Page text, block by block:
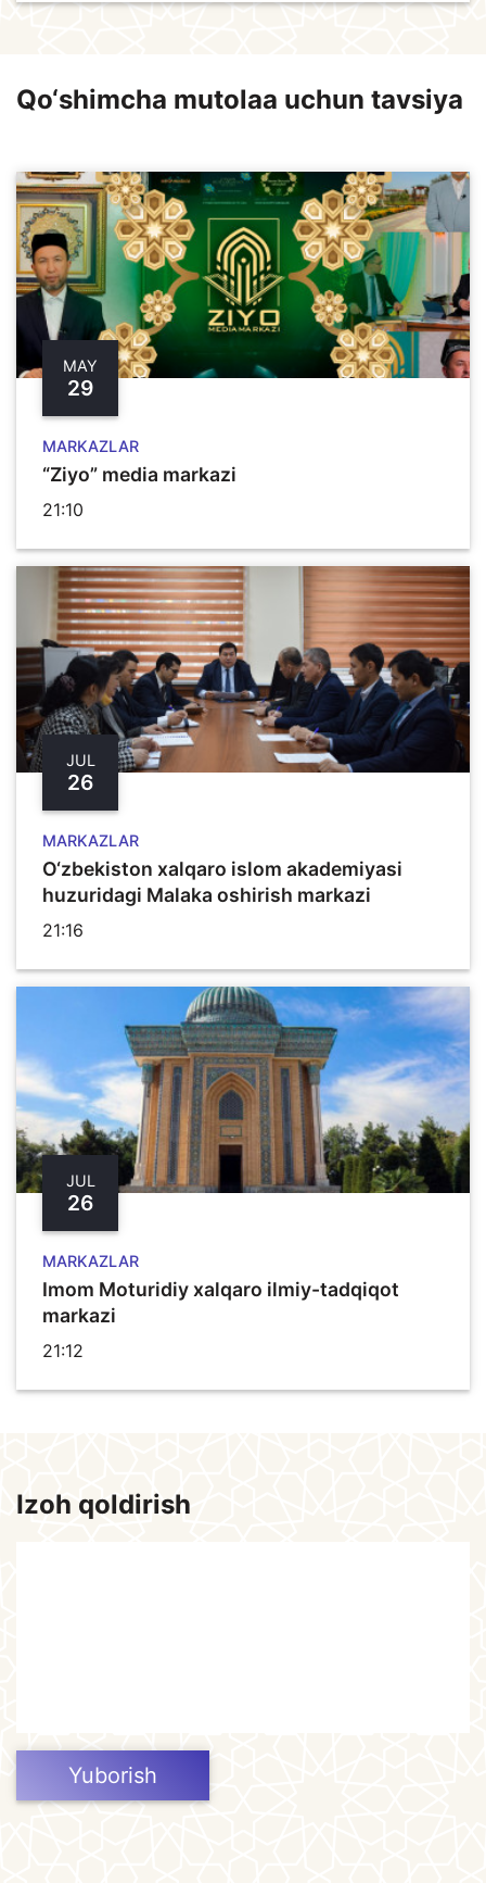
Qo‘shimcha mutolaa uchun tavsiya
MAY
29
MARKAZLAR
“Ziyo” media markazi
21:10
JUL
26
MARKAZLAR
O‘zbekiston xalqaro islom akademiyasi
huzuridagi Malaka oshirish markazi
21:16
JUL
26
MARKAZLAR
Imom Moturidiy xalqaro ilmiy-tadqiqot
markazi
21:12
Izoh qoldirish
Yuborish